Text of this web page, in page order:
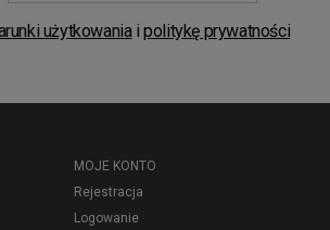
użytkowaniaipolitykę prywatności
MOJE KONTO
Rejestracja
Logowanie